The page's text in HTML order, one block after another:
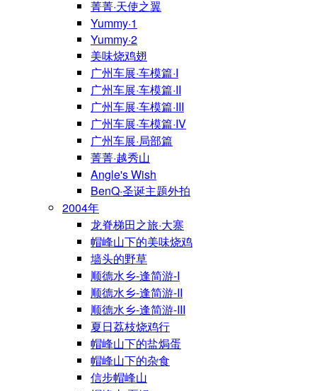
菁菁·天使之翼
Yummy·1
Yummy·2
美味烧鸡翅
广州车展·车模篇·I
广州车展·车模篇·II
广州车展·车模篇·III
广州车展·车模篇·IV
广州车展·局部篇
菁菁·越秀山
Angle's Wish
BenQ·圣诞主题外拍
2004年
龙脊梯田之旅·大寨
帽峰山下的美味烧鸡
墙头的野草
顺德水乡-逢简游-I
顺德水乡-逢简游-II
顺德水乡-逢简游-III
夏日荔枝烧鸡行
帽峰山下的盐焗蛋
帽峰山下的杂食
信步帽峰山